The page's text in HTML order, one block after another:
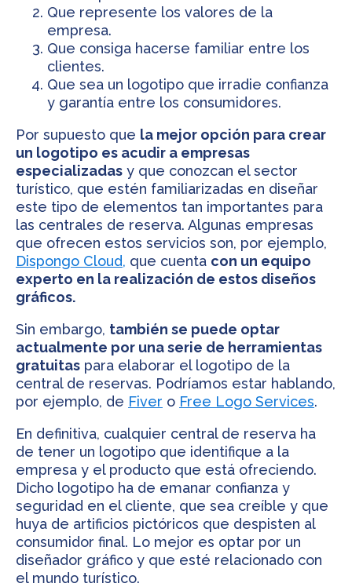
Que represente los valores de la
empresa.
Que consiga hacerse familiar entre los
clientes.
Que sea un logotipo que irradie confianza
y garantía entre los consumidores.
Por supuesto que la mejor opción para crear
un logotipo es acudir a empresas
especializadas y que conozcan el sector
turístico, que estén familiarizadas en diseñar
este tipo de elementos tan importantes para
las centrales de reserva. Algunas empresas
que ofrecen estos servicios son, por ejemplo,
Dispongo Cloud, que cuenta con un equipo
experto en la realización de estos diseños
gráficos.
Sin embargo, también se puede optar
actualmente por una serie de herramientas
gratuitas para elaborar el logotipo de la
central de reservas. Podríamos estar hablando,
por ejemplo, de Fiver o Free Logo Services.
En definitiva, cualquier central de reserva ha
de tener un logotipo que identifique a la
empresa y el producto que está ofreciendo.
Dicho logotipo ha de emanar confianza y
seguridad en el cliente, que sea creíble y que
huya de artificios pictóricos que despisten al
consumidor final. Lo mejor es optar por un
diseñador gráfico y que esté relacionado con
el mundo turístico.